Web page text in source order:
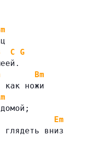
C
G
Bm
как ножи
Em
вниз